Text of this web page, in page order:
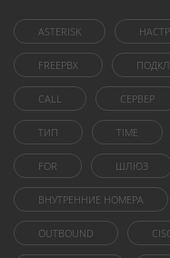
ASTERISK
FREEPBX
CALL СЕРВЕР
ТИП TIME
FOR ШЛЮЗ
ВНУТРЕННИЕ НОМЕРА
OUTBOUND